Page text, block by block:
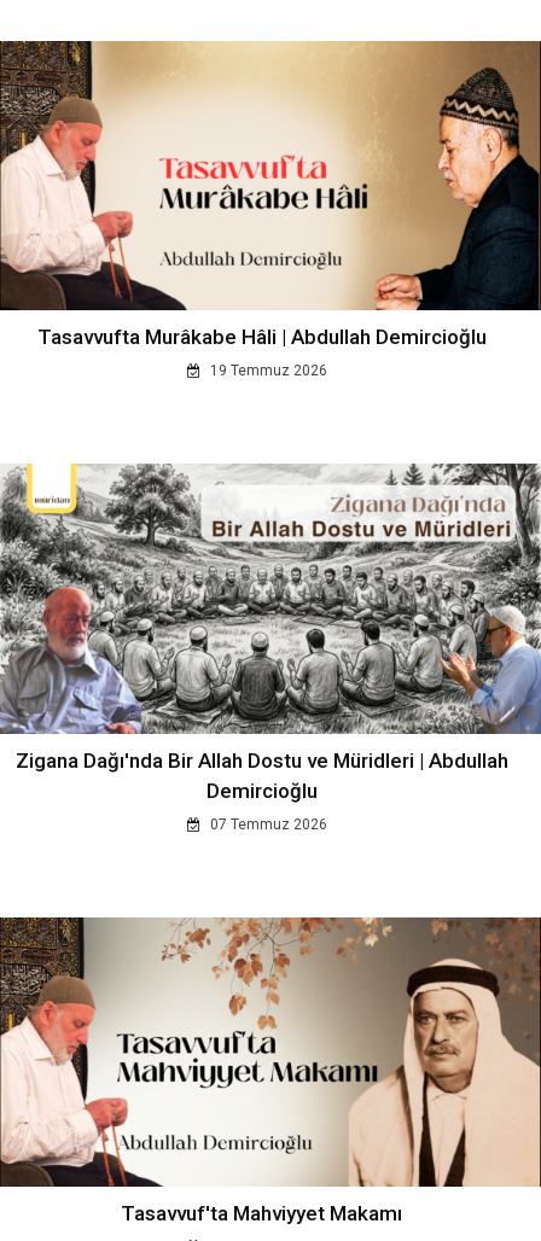
Tasavvufta Murâkabe Hâli | Abdullah Demircioğlu
19 Temmuz 2026
Zigana Dağı'nda Bir Allah Dostu ve Müridleri | Abdullah
Demircioğlu
07 Temmuz 2026
Tasavvuf'ta Mahviyyet Makamı